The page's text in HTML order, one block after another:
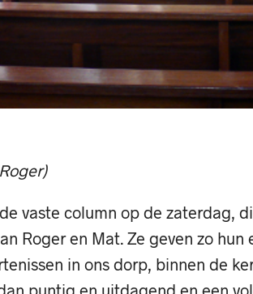
de vaste column op de zaterdag,
Roger en Mat. Ze geven zo
in ons dorp, binnen de
puntig en uitdagend en een